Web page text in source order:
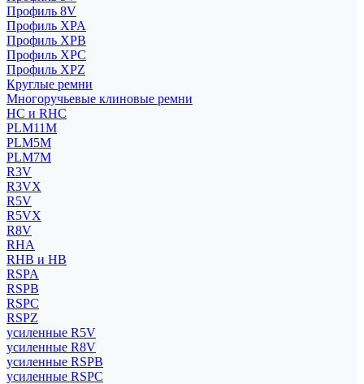
Профиль 8V
Профиль XPA
Профиль XPB
Профиль XPC
Профиль XPZ
Круглые ремни
Многоручьевые клиновые ремни
HC и RHC
PLM11M
PLM5M
PLM7M
R3V
R3VX
R5V
R5VX
R8V
RHA
RHB и HB
RSPA
RSPB
RSPC
RSPZ
усиленные R5V
усиленные R8V
усиленные RSPB
усиленные RSPC